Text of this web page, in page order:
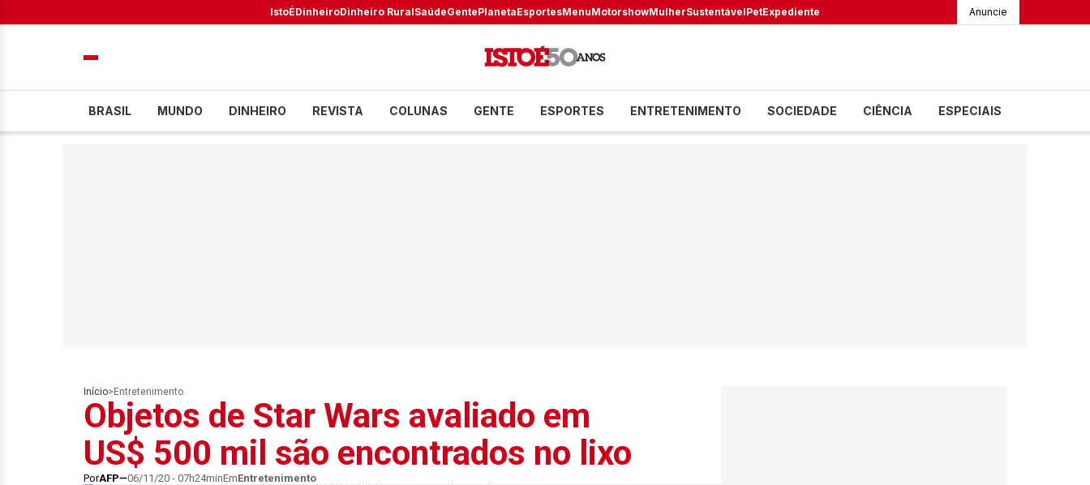
IstoÉDinheiroDinheiro RuralSaúdeGentePlanetaEsportesMenuMotorshowMulherSustentávelPetExpediente Anuncie
BRASIL MUNDO DINHEIRO REVISTA COLUNAS GENTE ESPORTES ENTRETENIMENTO SOCIEDADE CIÊNCIA ESPECIAIS
Início> Entretenimento
Objetos de Star Wars avaliado em
US$ 500 mil são encontrados no lixo
PorAFP 06/11/20 - 07h24minEmEntretenimento